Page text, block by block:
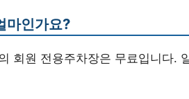
마인가요?
회원 전용주차장은 무료입니다.